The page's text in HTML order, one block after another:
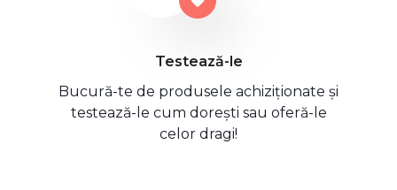
Testează-le
Bucură-te de produsele achiziționate și
testează-le cum dorești sau oferă-le
celor dragi!